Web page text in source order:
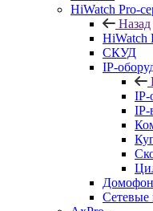
HiWatch Pro-
Назад
HiWatch
CКУД
IP-
IP-
IP-
Сетевые